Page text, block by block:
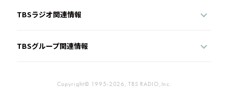
TBSラジオ関連情報
TBSグループ関連情報
Copyright© 1995-2026, TBS RADIO,Inc.